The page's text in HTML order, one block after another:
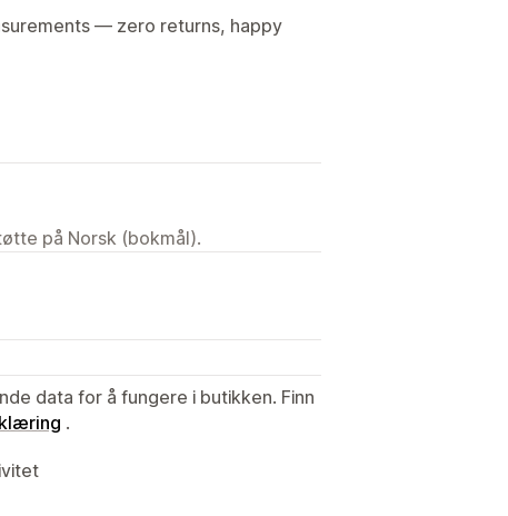
— zero returns, happy
på Norsk (bokmål).
data for å fungere i butikken. Finn
.